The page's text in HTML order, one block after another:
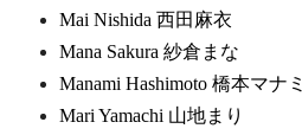
Mai Nishida 西田麻衣
Mana Sakura 紗倉まな
Manami Hashimoto 橋本マナミ
Mari Yamachi 山地まり